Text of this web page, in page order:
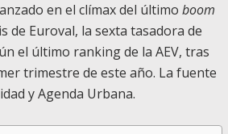
en el clímax del último boom
de Euroval, la sexta tasadora de
el último ranking de la AEV, tras
trimestre de este año. La fuente
y Agenda Urbana.